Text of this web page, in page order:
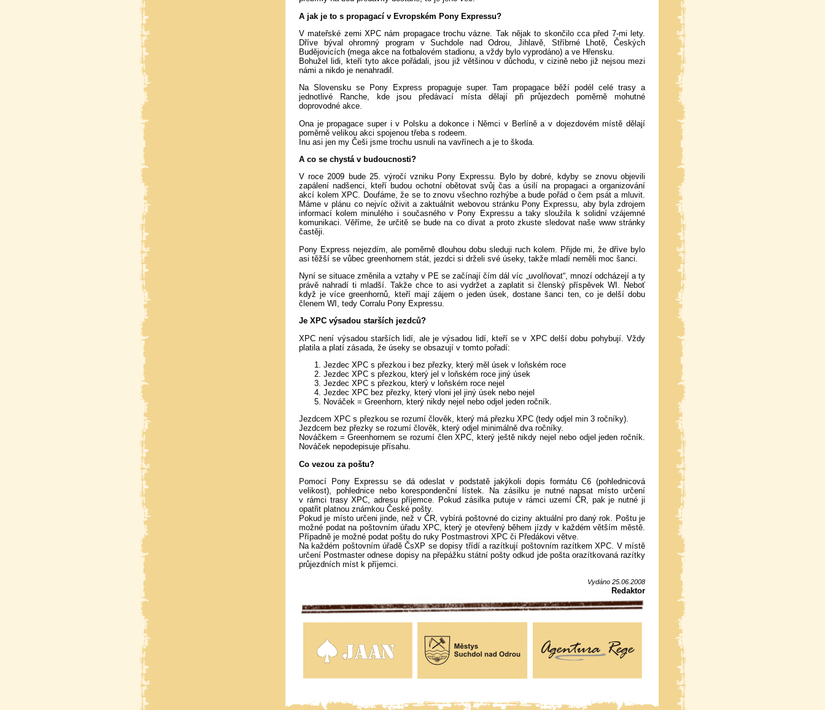
A jak je to s propagací v Evropském Pony Expressu?
V mateřské zemi XPC nám propagace trochu vázne. Tak nějak to skončilo cca před 7-mi lety.
Dříve býval ohromný program v Suchdole nad Odrou, Jihlavě, Stříbrné Lhotě, Českých
Budějovicích (mega akce na fotbalovém stadionu, a vždy bylo vyprodáno) a ve Hřensku.
Bohužel lidi, kteří tyto akce pořádali, jsou již většinou v důchodu, v cizině nebo již nejsou mezi
námi a nikdo je nenahradil.
Na Slovensku se Pony Express propaguje super. Tam propagace běží podél celé trasy a
jednotlivé Ranche, kde jsou předávací místa dělají při průjezdech poměrně mohutné
doprovodné akce.
Ona je propagace super i v Polsku a dokonce i Němci v Berlíně a v dojezdovém místě dělají
poměrně velikou akci spojenou třeba s rodeem.
Inu asi jen my Češi jsme trochu usnuli na vavřínech a je to škoda.
A co se chystá v budoucnosti?
V roce 2009 bude 25. výročí vzniku Pony Expressu. Bylo by dobré, kdyby se znovu objevili
zapálení nadšenci, kteří budou ochotní obětovat svůj čas a úsilí na propagaci a organizování
akcí kolem XPC. Doufáme, že se to znovu všechno rozhýbe a bude pořád o čem psát a mluvit.
Máme v plánu co nejvíc oživit a zaktuálnit webovou stránku Pony Expressu, aby byla zdrojem
informací kolem minulého i současného v Pony Expressu a taky sloužila k solidní vzájemné
komunikaci. Věříme, že určitě se bude na co dívat a proto zkuste sledovat naše www stránky
častěji.
Pony Express nejezdím, ale poměrně dlouhou dobu sleduji ruch kolem. Přijde mi, že dříve bylo
asi těžší se vůbec greenhornem stát, jezdci si drželi své úseky, takže mladí neměli moc šanci.
Nyní se situace změnila a vztahy v PE se začínají čím dál víc „uvolňovat“, mnozí odcházejí a ty
právě nahradí ti mladší. Takže chce to asi vydržet a zaplatit si členský příspěvek WI. Neboť
když je více greenhornů, kteří mají zájem o jeden úsek, dostane šanci ten, co je delší dobu
členem WI, tedy Corralu Pony Expressu.
Je XPC výsadou starších jezdců?
XPC není výsadou starších lidí, ale je výsadou lidí, kteří se v XPC delší dobu pohybují. Vždy
platila a platí zásada, že úseky se obsazují v tomto pořadí:
Jezdec XPC s přezkou i bez přezky, který měl úsek v loňském roce
Jezdec XPC s přezkou, který jel v loňském roce jiný úsek
Jezdec XPC s přezkou, který v loňském roce nejel
Jezdec XPC bez přezky, který vloni jel jiný úsek nebo nejel
Nováček = Greenhorn, který nikdy nejel nebo odjel jeden ročník.
Jezdcem XPC s přezkou se rozumí člověk, který má přezku XPC (tedy odjel min 3 ročníky).
Jezdcem bez přezky se rozumí člověk, který odjel minimálně dva ročníky.
Nováčkem = Greenhornem se rozumí člen XPC, který ještě nikdy nejel nebo odjel jeden ročník.
Nováček nepodepisuje přísahu.
Co vezou za poštu?
Pomocí Pony Expressu se dá odeslat v podstatě jakýkoli dopis formátu C6 (pohlednicová
velikost), pohlednice nebo korespondenční lístek. Na zásilku je nutné napsat místo určení
v rámci trasy XPC, adresu příjemce. Pokud zásilka putuje v rámci uzemí ČR, pak je nutné ji
opatřit platnou známkou České pošty.
Pokud je místo určeni jinde, než v ČR, vybírá poštovné do ciziny aktuální pro daný rok. Poštu je
možné podat na poštovním úřadu XPC, který je otevřený během jízdy v každém větším městě.
Případně je možné podat poštu do ruky Postmastrovi XPC či Předákovi větve.
Na každém poštovním úřadě ČsXP se dopisy třídí a razítkují poštovním razítkem XPC. V místě
určení Postmaster odnese dopisy na přepážku státní pošty odkud jde pošta orazítkovaná razítky
průjezdních míst k příjemci.
Vydáno 25.06.2008
Redaktor